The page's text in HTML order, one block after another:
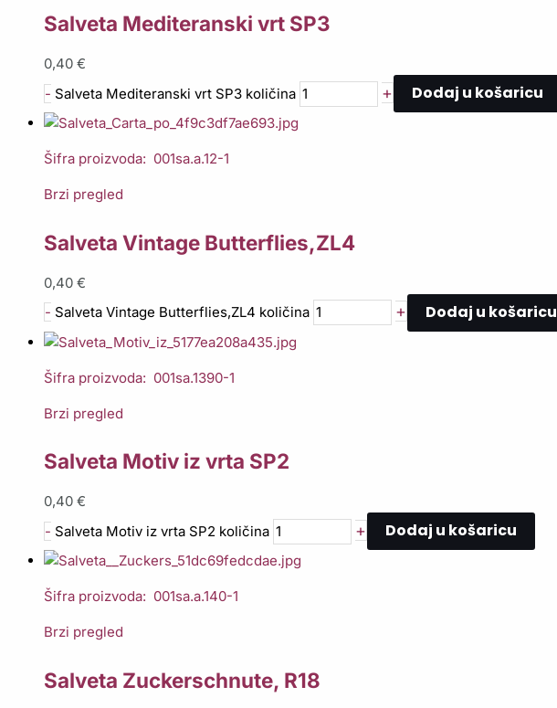
Salveta Mediteranski vrt SP3
0,40 €
- Salveta Mediteranski vrt SP3 količina + Dodaj u košaricu
Šifra proizvoda: 001sa.a.12-1
Brzi pregled
Salveta Vintage Butterflies,ZL4
0,40 €
- Salveta Vintage Butterflies,ZL4 količina + Dodaj u košaricu
Šifra proizvoda: 001sa.1390-1
Brzi pregled
Salveta Motiv iz vrta SP2
0,40 €
- Salveta Motiv iz vrta SP2 količina + Dodaj u košaricu
Šifra proizvoda: 001sa.a.140-1
Brzi pregled
Salveta Zuckerschnute, R18